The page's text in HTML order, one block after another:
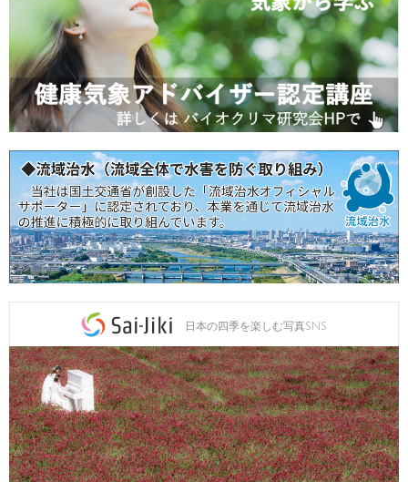
日本の四季を楽しむ写真SNS